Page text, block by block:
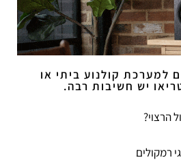
למערכת קולנוע ביתי או
יש חשיבות רבה.
הרצוי?
רמקולים